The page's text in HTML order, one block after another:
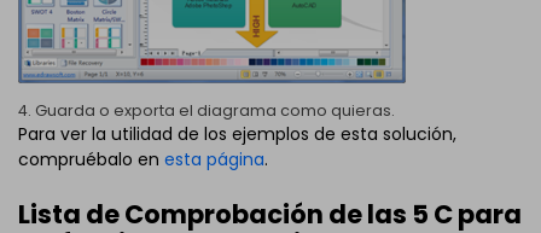
4. Guarda o exporta el diagrama como quieras.
Para ver la utilidad de los ejemplos de esta solución,
compruébalo en esta página.
Lista de Comprobación de las 5 C para